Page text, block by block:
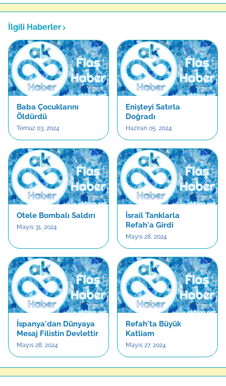
İlgili Haberler
Baba Çocuklarını
Öldürdü
Temuz 03, 2024
Enişteyi Satırla
Doğradı
Haziran 05, 2024
Otele Bombalı Saldırı
Mayıs 31, 2024
İsrail Tanklarla
Refah'a Girdi
Mayıs 28, 2024
İspanya'dan Dünyaya
Mesaj Filistin Devlettir
Mayıs 28, 2024
Refah'ta Büyük
Katliam
Mayıs 27, 2024